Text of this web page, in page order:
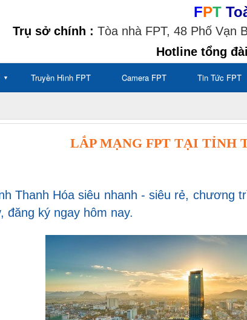
FPT
Trụ sở chính : Tòa nhà FPT, 48 Phố Vạn
Hotline tổng
▼ Truyền Hình FPT Camera FPT Tin Tức FPT
LẮP MẠNG FPT TẠI TỈNH
Thanh Hóa siêu nhanh - siêu rẻ, chương
đăng ký ngay hôm nay.